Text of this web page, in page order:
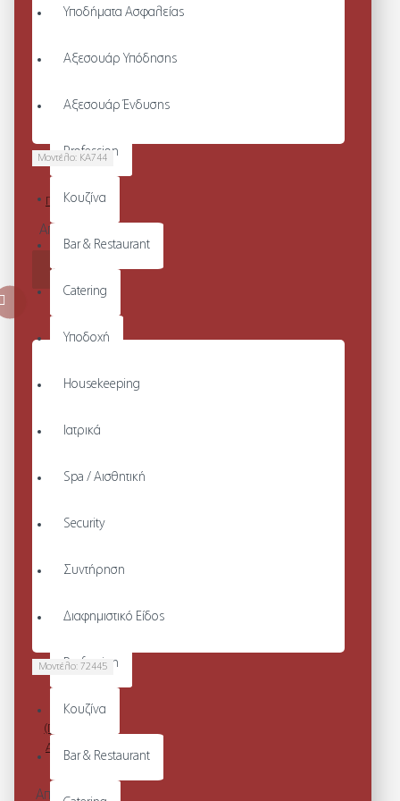
Υποδήματα Ασφαλείας
Αξεσουάρ Υπόδησης
Αξεσουάρ Ένδυσης
Profession
Κουζίνα
Bar & Restaurant
Catering
Υποδοχή
Housekeeping
Ιατρικά
Spa / Αισθητική
Security
Συντήρηση
Διαφημιστικό Είδος
Profession
Κουζίνα
Bar & Restaurant
Μοντέλο: KA744
ΠΑΝΤΕΛΟΝΙ
Από 55,80€
ΚΑΛΆΘΙ
Μοντέλο: 72445
CATANIA -
ΛΕΥΚΟ
(ΠΑΠΟΥΤΣΙΑ
ΑΣΦΑΛΕΙΑΣ
Από 101,68€